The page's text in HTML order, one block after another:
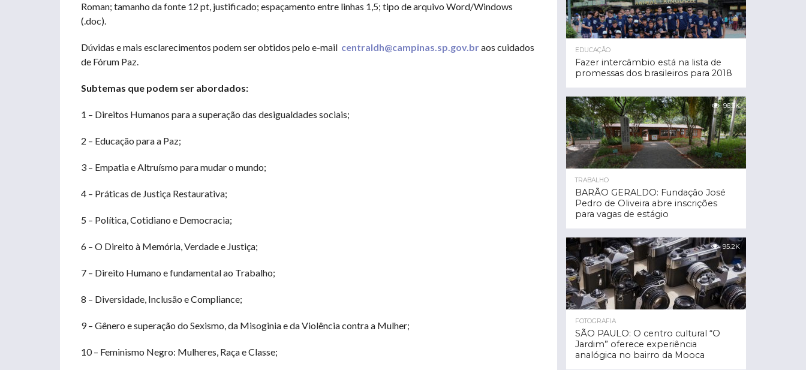
Roman; tamanho da fonte 12 pt, justificado; espaçamento entre linhas 1,5; tipo de arquivo Word/Windows
(.doc).
Dúvidas e mais esclarecimentos podem ser obtidos pelo e-mail centraldh@campinas.sp.gov.braos cuidados
de Fórum Paz.
Subtemas que podem ser abordados:
1 – Direitos Humanos para a superação das desigualdades sociais;
2 – Educação para a Paz;
3 – Empatia e Altruísmo para mudar o mundo;
4 – Práticas de Justiça Restaurativa;
5 – Política, Cotidiano e Democracia;
6 – O Direito à Memória, Verdade e Justiça;
7 – Direito Humano e fundamental ao Trabalho;
8 – Diversidade, Inclusão e Compliance;
9 – Gênero e superação do Sexismo, da Misoginia e da Violência contra a Mulher;
10 – Feminismo Negro: Mulheres, Raça e Classe;
EDUCAÇÃO
Fazer intercâmbio está na lista de
promessas dos brasileiros para 2018
96.3K
TRABALHO
BARÃO GERALDO: Fundação José
Pedro de Oliveira abre inscrições
para vagas de estágio
95.2K
FOTOGRAFIA
SÃO PAULO: O centro cultural “O
Jardim” oferece experiência
analógica no bairro da Mooca